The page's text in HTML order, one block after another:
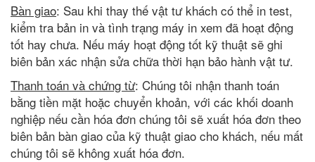
Bàn giao: Sau khi thay thế vật tư khách có thể in test,
kiểm tra bản in và tình trạng máy in xem đã hoạt động
tốt hay chưa. Nếu máy hoạt động tốt kỹ thuật sẽ ghi
biên bản xác nhận sửa chữa thời hạn bảo hành vật tư.
Thanh toán và chứng từ: Chúng tôi nhận thanh toán
bằng tiền mặt hoặc chuyển khoản, với các khối doanh
nghiệp nếu cần hóa đơn chúng tôi sẽ xuất hóa đơn theo
biên bản bàn giao của kỹ thuật giao cho khách, nếu mất
chúng tôi sẽ không xuất hóa đơn.